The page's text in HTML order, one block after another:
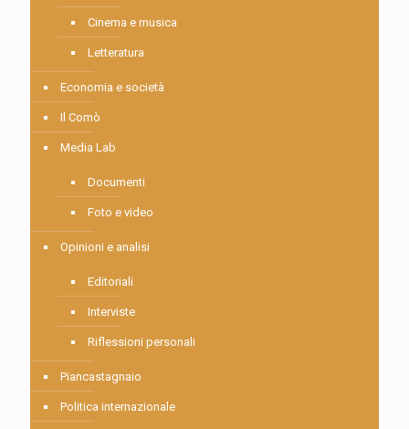
Cinema e musica
Letteratura
Economia e società
Il Comò
Media Lab
Documenti
Foto e video
Opinioni e analisi
Editoriali
Interviste
Riflessioni personali
Piancastagnaio
Politica internazionale